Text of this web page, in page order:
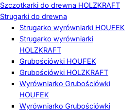
Szczotkarki do drewna HOLZKRAFT
Strugarki do drewna
Strugarko wyrówniarki HOUFEK
Strugarko wyrówniarki
HOLZKRAFT
Grubościówki HOUFEK
Grubościówki HOLZKRAFT
Wyrówniarko Grubościówki
HOUFEK
Wyrówniarko Grubościówki